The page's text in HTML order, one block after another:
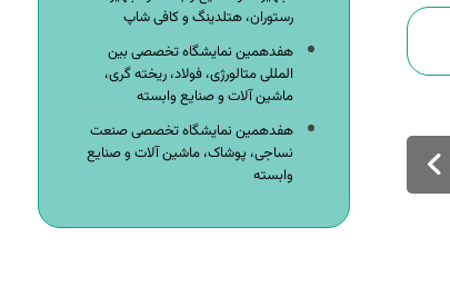
رستوران، هتلدینگ و کافی شاپ
هفدهمین نمایشگاه تخصصی بین
المللی متالورژی، فولاد، ریخته گری،
ماشین آلات و صنایع وابسته
هفدهمین نمایشگاه تخصصی صنعت
نساجی، پوشاک، ماشین آلات و صنایع
وابسته